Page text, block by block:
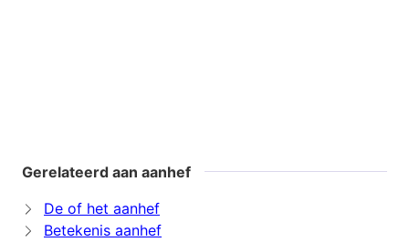
Gerelateerd aan aanhef
De of het aanhef
Betekenis aanhef